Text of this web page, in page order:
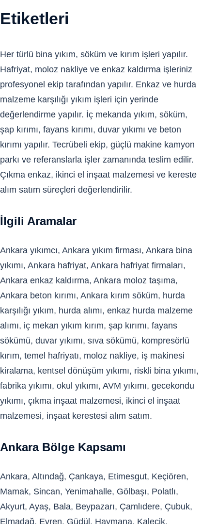
Etiketleri
Her türlü bina yıkım, söküm ve kırım işleri yapılır.
Hafriyat, moloz nakliye ve enkaz kaldırma işleriniz
profesyonel ekip tarafından yapılır. Enkaz ve hurda
malzeme karşılığı yıkım işleri için yerinde
değerlendirme yapılır. İç mekanda yıkım, söküm,
şap kırımı, fayans kırımı, duvar yıkımı ve beton
kırımı yapılır. Tecrübeli ekip, güçlü makine kamyon
parkı ve referanslarla işler zamanında teslim edilir.
Çıkma enkaz, ikinci el inşaat malzemesi ve kereste
alım satım süreçleri değerlendirilir.
İlgili Aramalar
Ankara yıkımcı, Ankara yıkım firması, Ankara bina
yıkımı, Ankara hafriyat, Ankara hafriyat firmaları,
Ankara enkaz kaldırma, Ankara moloz taşıma,
Ankara beton kırımı, Ankara kırım söküm, hurda
karşılığı yıkım, hurda alımı, enkaz hurda malzeme
alımı, iç mekan yıkım kırım, şap kırımı, fayans
sökümü, duvar yıkımı, sıva sökümü, kompresörlü
kırım, temel hafriyatı, moloz nakliye, iş makinesi
kiralama, kentsel dönüşüm yıkımı, riskli bina yıkımı,
fabrika yıkımı, okul yıkımı, AVM yıkımı, gecekondu
yıkımı, çıkma inşaat malzemesi, ikinci el inşaat
malzemesi, inşaat kerestesi alım satım.
Ankara Bölge Kapsamı
Ankara, Altındağ, Çankaya, Etimesgut, Keçiören,
Mamak, Sincan, Yenimahalle, Gölbaşı, Polatlı,
Akyurt, Ayaş, Bala, Beypazarı, Çamlıdere, Çubuk,
Elmadağ, Evren, Güdül, Haymana, Kalecik,